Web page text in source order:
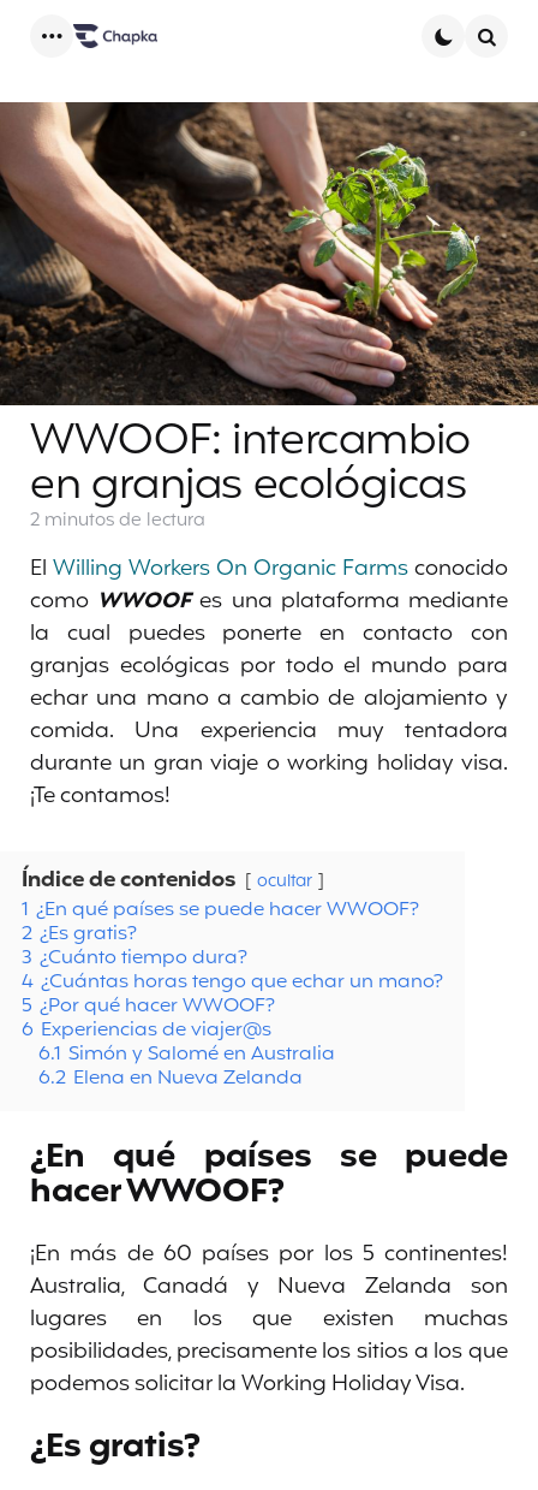
WWOOF: intercambio
en granjas ecológicas
2 minutosde lectura
El Willing Workers On Organic Farmsconocido
como WWOOFes una plataforma mediante
la cual puedes ponerte en contacto con
granjas ecológicas por todo el mundo para
echar una mano a cambio de alojamiento y
comida. Una experiencia muy tentadora
durante un gran viaje o working holiday visa.
¡Te contamos!
Índice de contenidos ocultar
1 ¿En qué países se puede hacer WWOOF?
2 ¿Es gratis?
3 ¿Cuánto tiempo dura?
4 ¿Cuántas horas tengo que echar un mano?
5 ¿Por qué hacer WWOOF?
6 Experiencias de viajer@s
6.1 Simón y Salomé en Australia
6.2 Elena en Nueva Zelanda
¿En qué países se puede
hacer WWOOF?
¡En más de 60 países por los 5 continentes!
Australia, Canadá y Nueva Zelanda son
lugares en los que existen muchas
posibilidades, precisamente los sitios a los que
podemos solicitar la Working Holiday Visa.
¿Es gratis?